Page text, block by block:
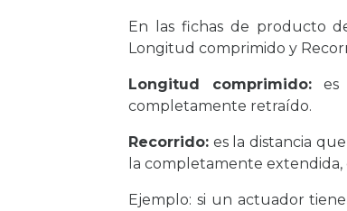
En las fichas de producto
Longitud comprimido y
Longitud comprimido:es
completamente retraído.
Recorrido: es la distancia
la completamente
Ejemplo: si un actuador